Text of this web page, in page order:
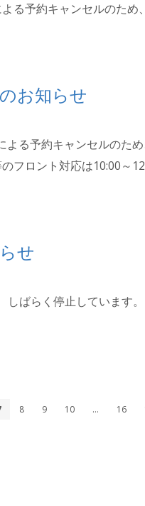
る予約キャンセルのため
お知らせ
る予約キャンセルのた
フロント対応は10:00～
せ
ばらく停止しています。
8 9 10 … 16